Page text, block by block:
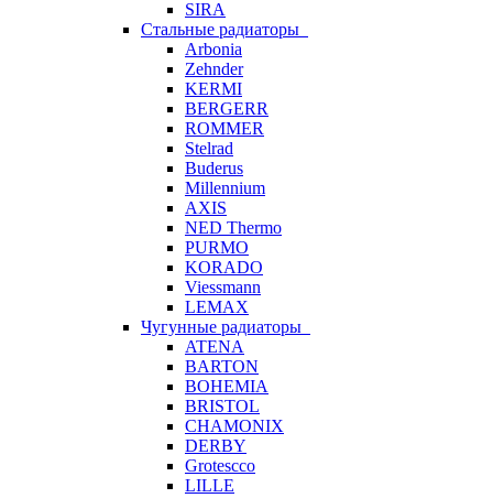
SIRA
Стальные радиаторы
Arbonia
Zehnder
KERMI
BERGERR
ROMMER
Stelrad
Buderus
Millennium
AXIS
NED Thermo
PURMO
KORADO
Viessmann
LEMAX
Чугунные радиаторы
ATENA
BARTON
BOHEMIA
BRISTOL
CHAMONIX
DERBY
Grotescco
LILLE